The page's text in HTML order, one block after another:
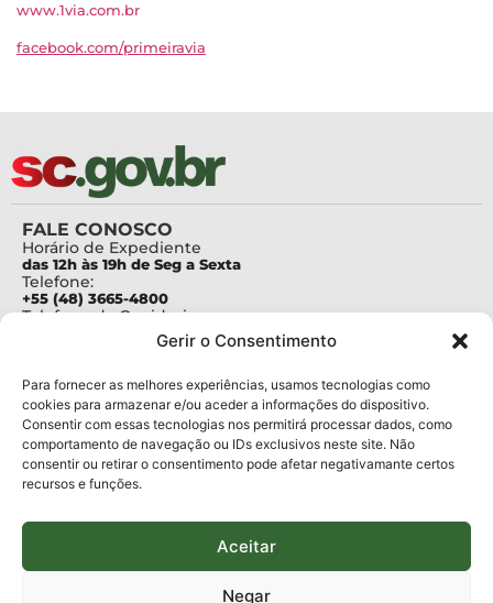
Gerir o Consentimento
Para fornecer as melhores experiências, usamos tecnologias como
cookies para armazenar e/ou aceder a informações do dispositivo.
Consentir com essas tecnologias nos permitirá processar dados, como
comportamento de navegação ou IDs exclusivos neste site. Não
consentir ou retirar o consentimento pode afetar negativamante certos
recursos e funções.
Aceitar
Negar
www.1via.com.br
facebook.com/primeiravia
FALE CONOSCO
Horário de Expediente
das 12h às 19h de Seg a Sexta
Telefone:
+55 (48) 3665-4800
Telefone da Ouvidoria
Para assuntos relacionados à Pesquisa
pesquisa@fapesc.sc.gov.br
Para assuntos relacionados à Inovação
inovacao@fapesc.sc.gov.br
Para assuntos relacionados à Bolsas
bolsas@fapesc.sc.gov.br
Para assuntos relacionados à Prestação de Contas
Para assuntos relacionados à Plataforma
plataforma@fapesc.sc.gov.br
Jair Artur da Silva dpo@fapesc.sc.gov.br 3665-4831